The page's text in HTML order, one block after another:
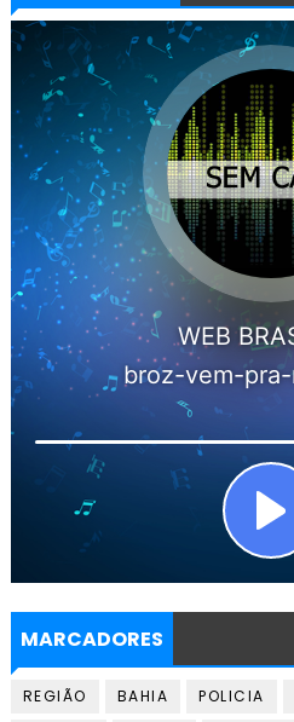
MARCADORES
REGIÃO BAHIA POLICIA